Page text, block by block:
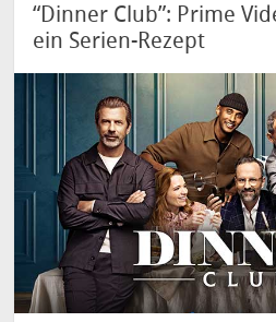
“Dinner Club”: Prime
ein Serien-Rezept